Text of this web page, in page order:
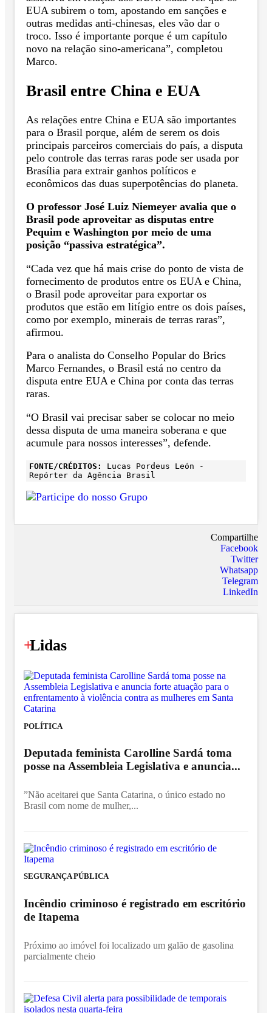
EUA subirem o tom, apostando em sanções e
outras medidas anti-chinesas, eles vão dar o
troco. Isso é importante porque é um capítulo
novo na relação sino-americana”, completou
Marco.
Brasil entre China e EUA
As relações entre China e EUA são importantes
para o Brasil porque, além de serem os dois
principais parceiros comerciais do país, a disputa
pelo controle das terras raras pode ser usada por
Brasília para extrair ganhos políticos e
econômicos das duas superpotências do planeta.
O professor José Luiz Niemeyer avalia que o
Brasil pode aproveitar as disputas entre
Pequim e Washington por meio de uma
posição “passiva estratégica”.
“Cada vez que há mais crise do ponto de vista de
fornecimento de produtos entre os EUA e China,
o Brasil pode aproveitar para exportar os
produtos que estão em litígio entre os dois países,
como por exemplo, minerais de terras raras”,
afirmou.
Para o analista do Conselho Popular do Brics
Marco Fernandes, o Brasil está no centro da
disputa entre EUA e China por conta das terras
raras.
“O Brasil vai precisar saber se colocar no meio
dessa disputa de uma maneira soberana e que
acumule para nossos interesses”, defende.
FONTE/CRÉDITOS:
Lucas Pordeus León -
Repórter da Agência Brasil
Compartilhe
Facebook
Twitter
Whatsapp
Telegram
LinkedIn
+
Lidas
POLÍTICA
Deputada feminista Carolline Sardá toma
posse na Assembleia Legislativa e anuncia...
”Não aceitarei que Santa Catarina, o único estado no
Brasil com nome de mulher,...
SEGURANÇA PÚBLICA
Incêndio criminoso é registrado em escritório
de Itapema
Próximo ao imóvel foi localizado um galão de gasolina
parcialmente cheio